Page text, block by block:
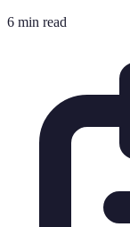
6 min read